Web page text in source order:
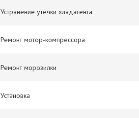
Устранение утечки хладагента
Ремонт мотор-компрессора
Ремонт морозилки
Установка